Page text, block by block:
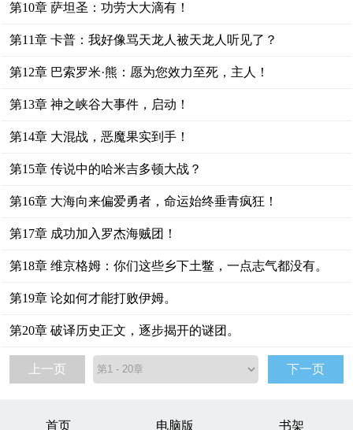
第10章 萨坦圣：功劳大大滴有！
第11章 卡普：我好像骂天龙人被天龙人听见了？
第12章 巴索罗米·熊：愿为您效力至死，主人！
第13章 神之峡谷大事件，启动！
第14章 大混战，恶魔果实到手！
第15章 传说中的哈米吉多顿大战？
第16章 大海向来偏爱勇者，命运始终垂青疯狂！
第17章 成功加入罗杰海贼团！
第18章 维京格姆：你们这些乡下土鳖，一点志气都没有。
第19章 论如何才能打败伊姆。
第20章 破译历史正文，逐步揭开的谜团。
上一页 下一页
首页 电脑版 书架